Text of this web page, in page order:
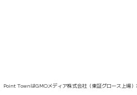
Point TownはGMOメディア株式会社（東証グロース上場）